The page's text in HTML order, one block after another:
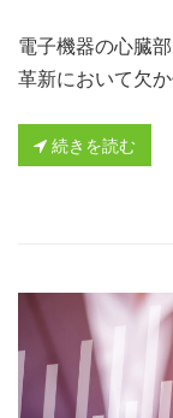
電子機器の心臓
革新において欠
続きを読む